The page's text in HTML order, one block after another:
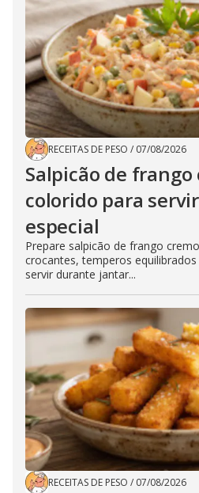
RECEITAS DE PESO / 07/08/2026
Salpicão de frango
colorido para
especial
Prepare salpicão de frango
crocantes, temperos
servir durante jantar...
RECEITAS DE PESO / 07/08/2026